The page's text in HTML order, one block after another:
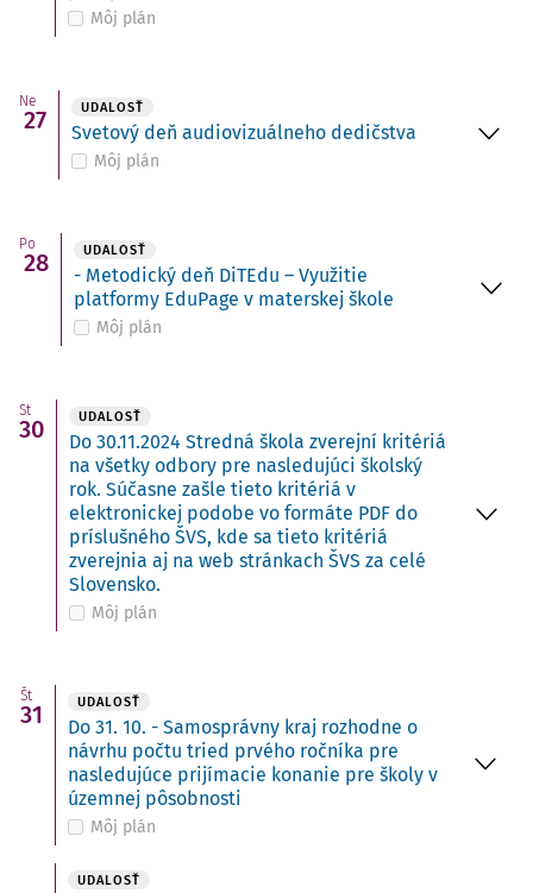
Môj plán
Ne
27 UDALOSŤ
Svetový deň audiovizuálneho dedičstva
Môj plán
Po
28 UDALOSŤ
- Metodický deň DiTEdu – Využitie
platformy EduPage v materskej škole
Môj plán
St
30 UDALOSŤ
Do 30.11.2024 Stredná škola zverejní kritériá
na všetky odbory pre nasledujúci školský
rok. Súčasne zašle tieto kritériá v
elektronickej podobe vo formáte PDF do
príslušného ŠVS, kde sa tieto kritériá
zverejnia aj na web stránkach ŠVS za celé
Slovensko.
Môj plán
Št
31 UDALOSŤ
Do 31. 10. - Samosprávny kraj rozhodne o
návrhu počtu tried prvého ročníka pre
nasledujúce prijímacie konanie pre školy v
územnej pôsobnosti
Môj plán
UDALOSŤ